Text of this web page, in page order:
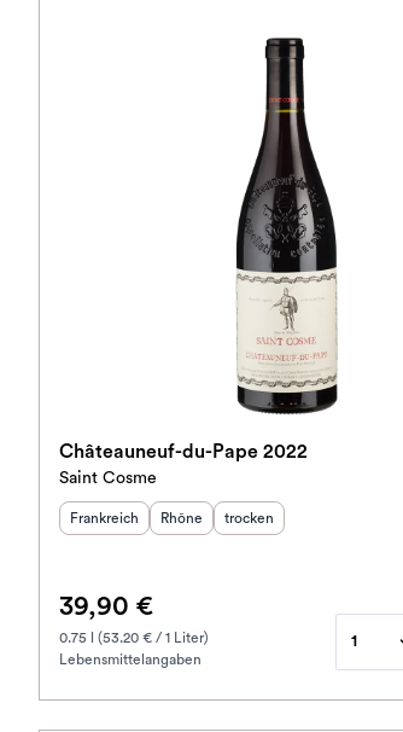
Châteauneuf-du-Pape 2022
Saint Cosme
Herkunftsland :
Frankreich Herkunftsregion:
Rhône Geschmack
trocken
39,90 €
0.75 l (53.20 € / 1 Liter)
Lebensmittelangaben
1